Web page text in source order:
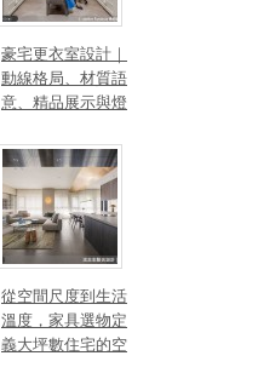
豪宅更衣室設計｜
動線格局、材質語
意、精品展示與燈
打造高訂生活儀式
從空間尺度到生活
溫度，家具選物定
義大坪數住宅的空